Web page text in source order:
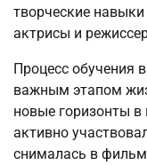
творческие
актрисы и
Процесс обучения
важным этапом
новые горизонты в
активно
снималась в